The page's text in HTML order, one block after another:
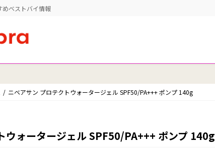
ベストバイ情報
ニベアサン プロテクトウォータージェル SPF50/PA+++ ポンプ 140g
ウォータージェル SPF50/PA+++ ポンプ 140g